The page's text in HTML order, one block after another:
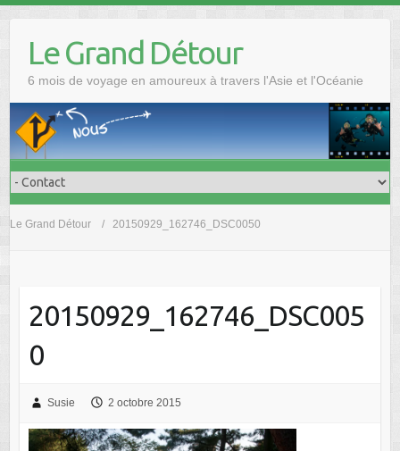
Le Grand Détour
6 mois de voyage en amoureux à travers l'Asie et l'Océanie
Le Grand Détour 20150929_162746_DSC0050
20150929_162746_DSC005
0
Susie 2 octobre 2015